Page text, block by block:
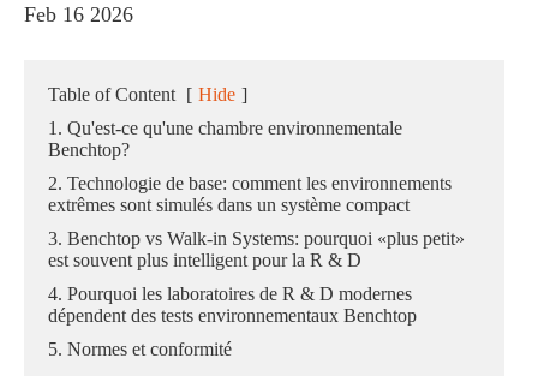
Feb 16 2026
Table of Content [ Hide ]
1. Qu'est-ce qu'une chambre environnementale
Benchtop?
2. Technologie de base: comment les environnements
extrêmes sont simulés dans un système compact
3. Benchtop vs Walk-in Systems: pourquoi «plus petit»
est souvent plus intelligent pour la R & D
4. Pourquoi les laboratoires de R & D modernes
dépendent des tests environnementaux Benchtop
5. Normes et conformité